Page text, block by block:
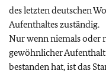
des letzten deutschen
Aufenthaltes zuständig.
Nur wenn niemals oder
gewöhnlicher
bestanden hat, ist das